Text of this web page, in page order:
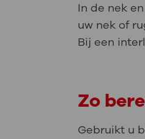
In de nek
uw nek of
Bij een
Zo
Gebruikt u